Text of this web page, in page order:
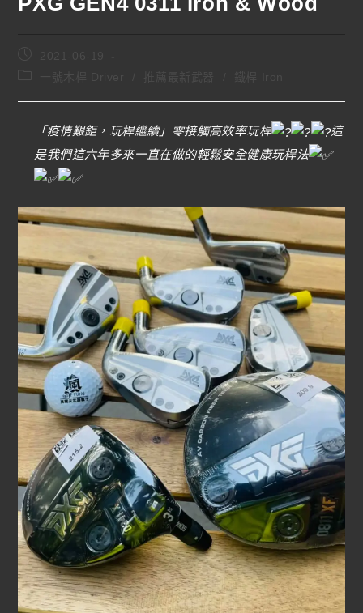
2021-06-19
鐵桿 Iron
「疫情艱鉅，玩桿繼續」零接觸高效率玩桿
這
是我們這六年多來一直在做的輕鬆安全健康玩桿法